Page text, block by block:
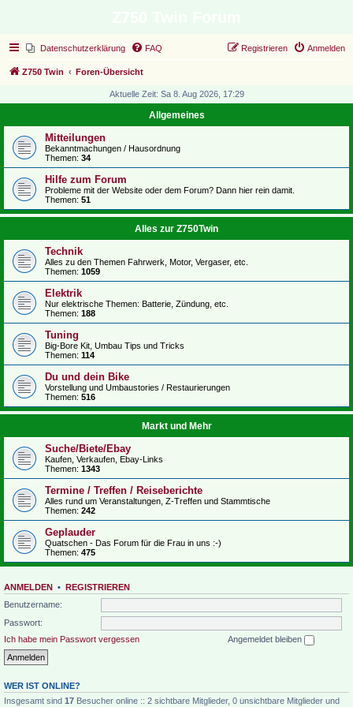
Datenschutzerklärung FAQ Anmelden
Registrieren
Z750 Twin Foren-Übersicht
Aktuelle Zeit: Sa 8. Aug 2026, 17:29
Allgemeines
Mitteilungen
Bekanntmachungen / Hausordnung
Themen: 34
Hilfe zum Forum
Probleme mit der Website oder dem Forum? Dann hier rein damit.
Themen: 51
Alles zur Z750Twin
Technik
Alles zu den Themen Fahrwerk, Motor, Vergaser, etc.
Themen: 1059
Elektrik
Nur elektrische Themen: Batterie, Zündung, etc.
Themen: 188
Tuning
Big-Bore Kit, Umbau Tips und Tricks
Themen: 114
Du und dein Bike
Vorstellung und Umbaustories / Restaurierungen
Themen: 516
Markt und Mehr
Suche/Biete/Ebay
Kaufen, Verkaufen, Ebay-Links
Themen: 1343
Termine / Treffen / Reiseberichte
Alles rund um Veranstaltungen, Z-Treffen und Stammtische
Themen: 242
Geplauder
Quatschen - Das Forum für die Frau in uns :-)
Themen: 475
ANMELDEN • REGISTRIEREN
Benutzername:
Passwort:
Ich habe mein Passwort vergessen
Angemeldet bleiben
WER IST ONLINE?
Insgesamt sind 17 Besucher online :: 2 sichtbare Mitglieder, 0 unsichtbare Mitglieder und